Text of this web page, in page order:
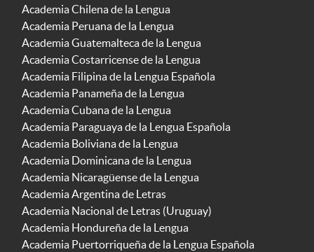
Academia Chilena de la Lengua
Academia Peruana de la Lengua
Academia Guatemalteca de la Lengua
Academia Costarricense de la Lengua
Academia Filipina de la Lengua Española
Academia Panameña de la Lengua
Academia Cubana de la Lengua
Academia Paraguaya de la Lengua Española
Academia Boliviana de la Lengua
Academia Dominicana de la Lengua
Academia Nicaragüense de la Lengua
Academia Argentina de Letras
Academia Nacional de Letras (Uruguay)
Academia Hondureña de la Lengua
Academia Puertorriqueña de la Lengua Española